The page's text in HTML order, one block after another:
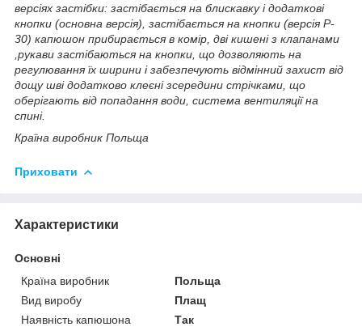
версіях застібки: застібається на блискавку і додаткові
кнопки (основна версія), застібається на кнопки (версія P-
30) капюшон прибирається в комір, дві кишені з клапанами
,рукави застібаються на кнопки, що дозволяють на
регулювання їх ширини і забезпечують відмінний захист від
дощу шві додатково клеєні зсередини стрічками, що
оберігають від попадання води, система вентиляції на
спині.
Країна виробник Польща
Приховати
Характеристики
Основні
Країна виробник
Польща
Вид виробу
Плащ
Наявність капюшона
Так